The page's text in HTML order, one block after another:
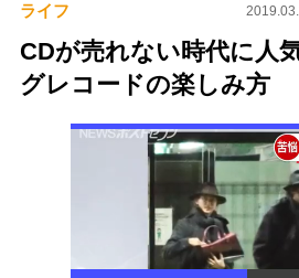
ライフ
CDが売れない時代に人
グレコードの楽しみ方